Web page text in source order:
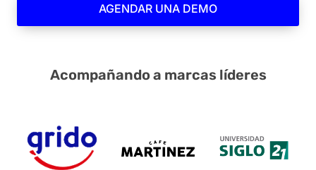
AGENDAR UNA DEMO
Acompañando a marcas líderes